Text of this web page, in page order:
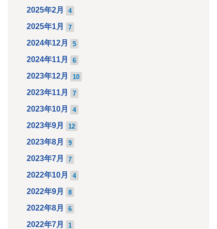
2025年2月 4
2025年1月 7
2024年12月 5
2024年11月 6
2023年12月 10
2023年11月 7
2023年10月 4
2023年9月 12
2023年8月 9
2023年7月 7
2022年10月 4
2022年9月 8
2022年8月 6
2022年7月 1